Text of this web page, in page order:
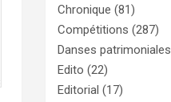
Chronique (81)
Compétitions (287)
Danses patrimoniales
Edito (22)
Editorial (17)